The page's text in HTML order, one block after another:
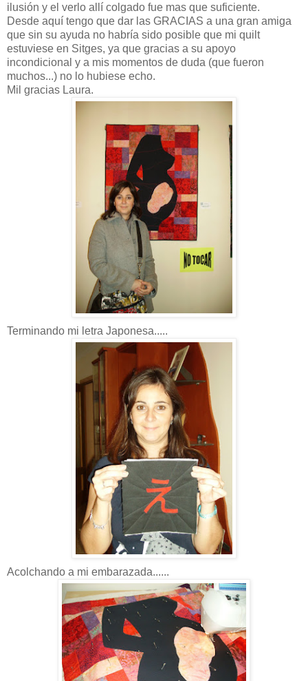
ilusión y el verlo allí colgado fue mas que suficiente.
Desde aquí tengo que dar las GRACIAS a una gran amiga
que sin su ayuda no habría sido posible que mi quilt
estuviese en Sitges, ya que gracias a su apoyo
incondicional y a mis momentos de duda (que fueron
muchos...) no lo hubiese echo.
Mil gracias Laura.
Terminando mi letra Japonesa.....
Acolchando a mi embarazada......